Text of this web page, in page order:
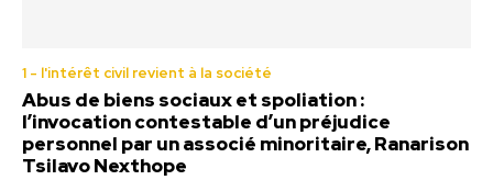
1 - l'intérêt civil revient à la société
Abus de biens sociaux et spoliation :
l’invocation contestable d’un préjudice
personnel par un associé minoritaire, Ranarison
Tsilavo Nexthope